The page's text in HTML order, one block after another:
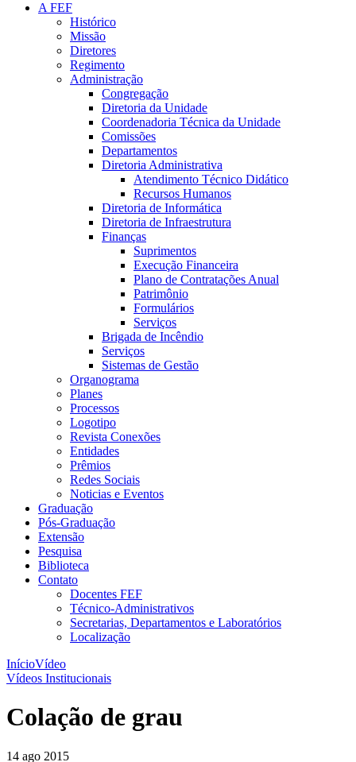
A FEF
Histórico
Missão
Diretores
Regimento
Administração
Congregação
Diretoria da Unidade
Coordenadoria Técnica da Unidade
Comissões
Departamentos
Diretoria Administrativa
Atendimento Técnico Didático
Recursos Humanos
Diretoria de Informática
Diretoria de Infraestrutura
Finanças
Suprimentos
Execução Financeira
Plano de Contratações Anual
Patrimônio
Formulários
Serviços
Brigada de Incêndio
Serviços
Sistemas de Gestão
Organograma
Planes
Processos
Logotipo
Revista Conexões
Entidades
Prêmios
Redes Sociais
Noticias e Eventos
Graduação
Pós-Graduação
Extensão
Pesquisa
Biblioteca
Contato
Docentes FEF
Técnico-Administrativos
Secretarias, Departamentos e Laboratórios
Localização
InícioVídeo
Vídeos Institucionais
Colação de grau
14 ago 2015